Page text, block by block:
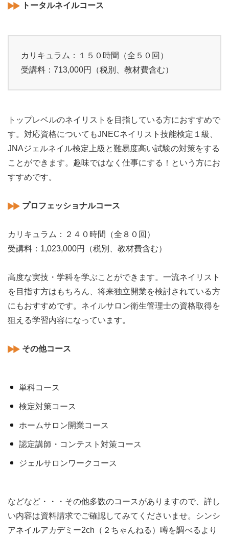
トータルネイルコース
カリキュラム：１５０時間（全５０回）
受講料：713,000円（税別、教材費含む）
トップレベルのネイリストを目指している方におすすめで
す。対応資格についてもJNECネイリスト技能検定１級、
JNAジェルネイル検定上級と難易度高い試験の対策をする
ことができます。趣味ではなく仕事にする！という方にお
すすめです。
プロフェッショナルコース
カリキュラム：２４０時間（全８０回）
受講料：1,023,000円（税別、教材費含む）
高度な実技・学科を学ぶことができます。一流ネイリスト
を目指す方はもちろん、将来独立開業を検討されている方
にもおすすめです。ネイルサロン衛生管理士の資格取得を
狙える学習内容になっています。
その他コース
単科コース
検定対策コース
ホームサロン開業コース
認定講師・コンテスト対策コース
ジェルサロンワークコース
などなど・・・その他多数のコースがありますので、詳し
い内容は資料請求でご確認してみてくださいませ。シンシ
アネイルアカデミー2ch（２ちゃんねる）噂を調べるより